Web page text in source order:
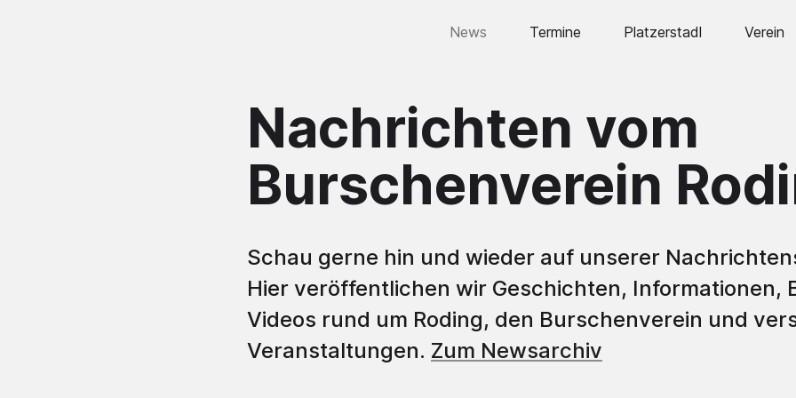
News Termine Platzerstadl Verein
Humpen
Fahne
Nachrichten vom
Burschenverein
Schau gerne hin und wieder auf unserer
Hier veröffentlichen wir Geschichten, Informationen,
Videos rund um Roding, den Burschenverein und
Veranstaltungen. Zum Newsarchiv